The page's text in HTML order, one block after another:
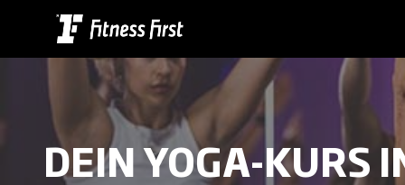
DEIN YOGA-KURS